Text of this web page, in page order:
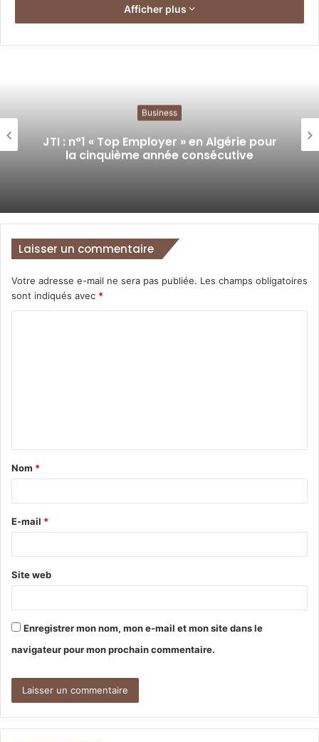
Durant l’évènement d’ouverture, les consommateurs
avaient l’occasion de se faire personnaliser
gratuitement leur paire de chaussure préférée par
marques de sport au monde et est aujourd’hui
présente sur les 5 continents. La marque est
représentée parPremium Brands SPAdistributeur de
représente déjà les marquesNikeetUrban Jungleen
secteur dans le pays.
Afficher plus
Business
JTI : n°1 « Top Employer » en Algérie pour
la cinquième année consécutive
Laisser un commentaire
Votre adresse e-mail ne sera pas publiée. Les champs obligatoires
sont indiqués avec *
Nom *
E-mail *
Site web
Enregistrer mon nom, mon e-mail et mon site dans le
navigateur pour mon prochain commentaire.